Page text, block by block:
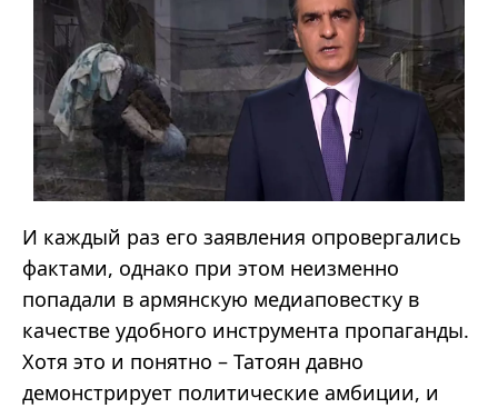
И каждый раз его заявления опровергались
фактами, однако при этом неизменно
попадали в армянскую медиаповестку в
качестве удобного инструмента пропаганды.
Хотя это и понятно – Татоян давно
демонстрирует политические амбиции, и